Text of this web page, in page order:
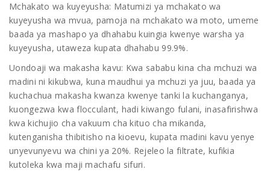
Mchakato wa kuyeyusha: Matumizi ya mchakato wa
kuyeyusha wa mvua, pamoja na mchakato wa moto, umeme
baada ya mashapo ya dhahabu kuingia kwenye warsha ya
kuyeyusha, utaweza kupata dhahabu 99.9%.
Uondoaji wa makasha kavu: Kwa sababu kina cha mchuzi wa
madini ni kikubwa, kuna maudhui ya mchuzi ya juu, baada ya
kuchachua makasha kwanza kwenye tanki la kuchanganya,
kuongezwa kwa flocculant, hadi kiwango fulani, inasafirishwa
kwa kichujio cha vakuum cha kituo cha mikanda,
kutenganisha thibitisho na kioevu, kupata madini kavu yenye
unyevunyevu wa chini ya 20%. Rejeleo la filtrate, kufikia
kutoleka kwa maji machafu sifuri.